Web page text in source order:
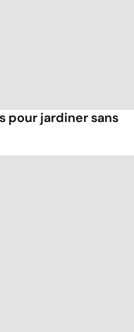
pour jardiner sans